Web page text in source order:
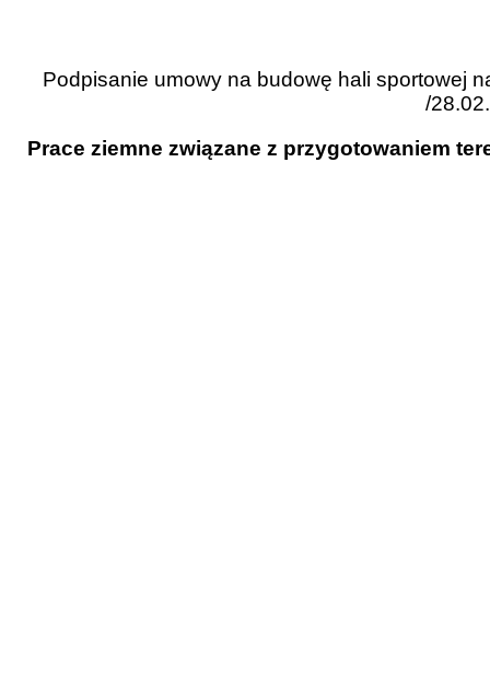
Podpisanie umowy na budowę hali sportowej
/
Prace ziemne związane z przygotowaniem